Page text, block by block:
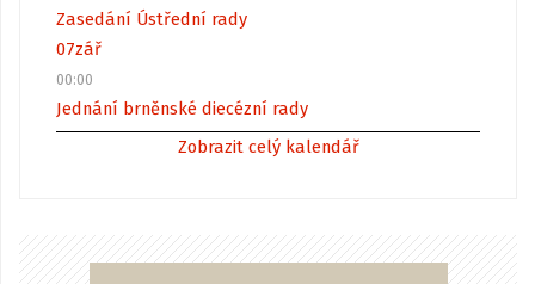
Zasedání Ústřední rady
07zář
00:00
Jednání brněnské diecézní rady
Zobrazit celý kalendář